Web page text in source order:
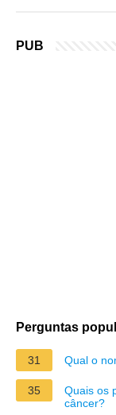
PUB
Perguntas
31 Qual o
35
Quais os
câncer?